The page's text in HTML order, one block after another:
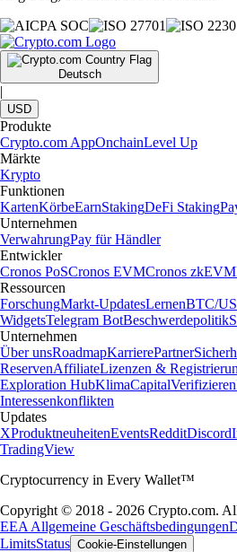
Deutsch
|
USD
Produkte
Crypto.com AppOnchainLevel Up
Märkte
Krypto
Funktionen
KartenKörbeEarnStakingDeFi Staking
Unternehmen
VerwahrungPay für Händler
Entwickler
Cronos PoSCronos EVMCronos zkEVM
Ressourcen
ForschungMarkt-UpdatesLernenBTC/
WidgetsTelegram BotBeschwerdepolitik
Unternehmen
Über unsRoadmapKarrierePartner
ReservenAffiliateLizenzen &
Exploration HubKlimaCapitalVerifizieren
Interessenkonflikten
Updates
XProduktneuheitenEventsRedditDiscord
TradingView
Cryptocurrency in Every Wallet™
Copyright © 2018 - 2026 Crypto.com.
EEA Allgemeine Geschäftsbedingungen
LimitsStatus Cookie-Einstellungen